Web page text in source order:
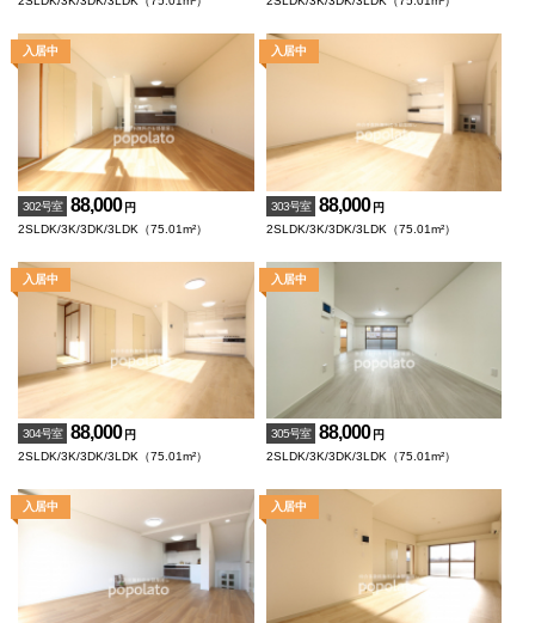
302号室 88,000 円
2SLDK/3K/3DK/3LDK（75.01m²）
303号室 88,000 円
2SLDK/3K/3DK/3LDK（75.01m²）
304号室 88,000 円
2SLDK/3K/3DK/3LDK（75.01m²）
305号室 88,000 円
2SLDK/3K/3DK/3LDK（75.01m²）